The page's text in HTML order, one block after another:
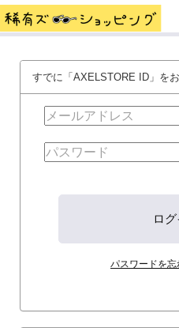
すでに「AXELSTORE ID」を
パスワードを忘